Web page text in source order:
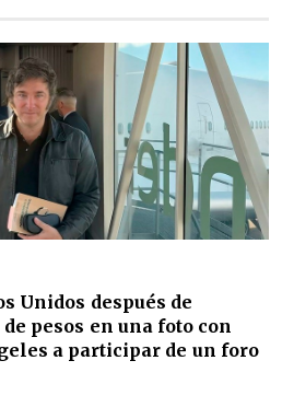
Unidos después de
pesos en una foto con
a participar de un foro